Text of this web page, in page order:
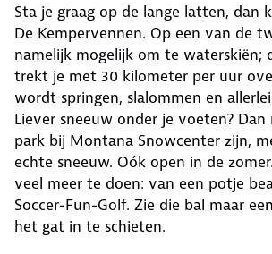
Sta je graag op de lange latten, dan
De Kempervennen. Op een van de
namelijk mogelijk om te waterskiën;
trekt je met 30 kilometer per uur
wordt springen, slalommen en
Liever sneeuw onder je voeten?
park bij Montana Snowcenter zijn,
echte sneeuw. Oók open in de
veel meer te doen: van een potje
Soccer-Fun-Golf. Zie die bal maar
het gat in te schieten.